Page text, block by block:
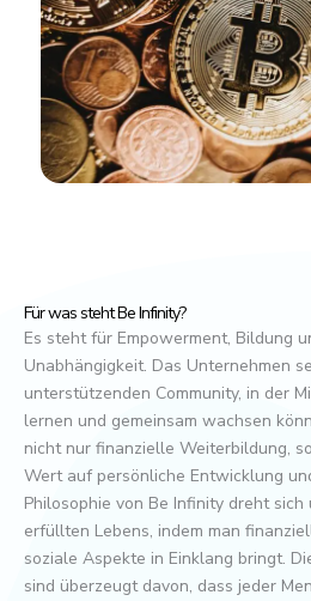
Für was steht Be Infinity?
Es steht für Empowerment, Bildung
Unabhängigkeit. Das Unternehmen
unterstützenden Community, in der
lernen und gemeinsam wachsen
nicht nur finanzielle Weiterbildung,
Wert auf persönliche Entwicklung
Philosophie von Be Infinity dreht
erfüllten Lebens, indem man
soziale Aspekte in Einklang bringt.
sind überzeugt davon, dass jeder